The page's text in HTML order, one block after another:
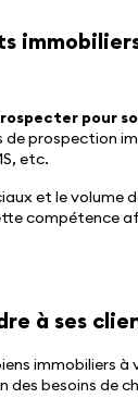
pour
de prospection
etc.
et le volume
compétence
à ses
immobiliers
besoins de